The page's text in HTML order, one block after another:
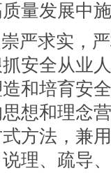
量发展中
严求实，
安全从业
和培育安
想和理念
方法，兼
理、疏导